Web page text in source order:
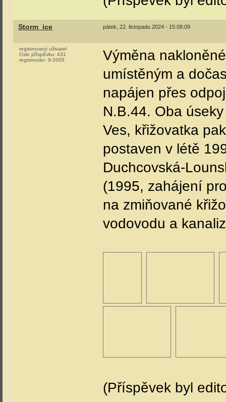
Storm_ice pátek, 22. listopadu 2024 - 15:08:09
registrovaný uživatel
číslo příspěvku: 431
registrován: 9-2005
Výměna
umístěným a
napájen přes
N.B.44. Oba
Ves, křižovatka
postaven v létě
Duchcovská-
(1995, zahájení
na zmiňované
vodovodu a
(Příspěvek byl